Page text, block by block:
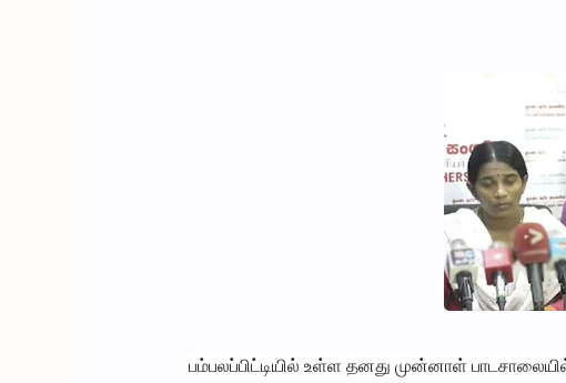
பம்பலப்பிட்டியில் உள்ள தனது முன்னாள்